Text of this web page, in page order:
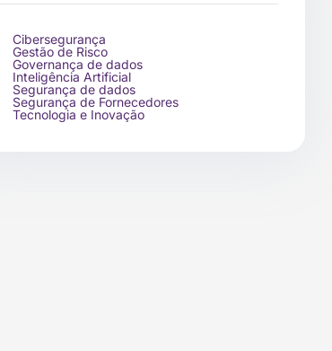
Cibersegurança
Gestão de Risco
Governança de dados
Inteligência Artificial
Segurança de dados
Segurança de Fornecedores
Tecnologia e Inovação